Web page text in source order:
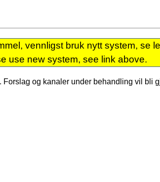
vennligst bruk nytt system, se
use new system, see link above.
Forslag og kanaler under behandling vil bli